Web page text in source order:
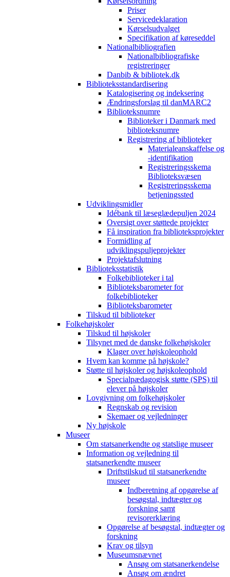
Priser
Servicedeklaration
Kørselsudvalget
Specifikation af køreseddel
Nationalbibliografien
Nationalbibliografiske
registreringer
Danbib & bibliotek.dk
Biblioteksstandardisering
Katalogisering og indeksering
Ændringsforslag til danMARC2
Biblioteksnumre
Biblioteker i Danmark med
biblioteksnumre
Registrering af biblioteker
Materialeanskaffelse og
-identifikation
Registreringsskema
Biblioteksvæsen
Registreringsskema
betjeningssted
Udviklingsmidler
Idébank til læseglædepuljen 2024
Oversigt over støttede projekter
Få inspiration fra biblioteksprojekter
Formidling af
udviklingspuljeprojekter
Projektafslutning
Biblioteksstatistik
Folkebiblioteker i tal
Biblioteksbarometer for
folkebiblioteker
Biblioteksbarometer
Tilskud til biblioteker
Folkehøjskoler
Tilskud til højskoler
Tilsynet med de danske folkehøjskoler
Klager over højskoleophold
Hvem kan komme på højskole?
Støtte til højskoler og højskoleophold
Specialpædagogisk støtte (SPS) til
elever på højskoler
Lovgivning om folkehøjskoler
Regnskab og revision
Skemaer og vejledninger
Ny højskole
Museer
Om statsanerkendte og statslige museer
Information og vejledning til
statsanerkendte museer
Driftstilskud til statsanerkendte
museer
Indberetning af opgørelse af
besøgstal, indtægter og
forskning samt
revisorerklæring
Opgørelse af besøgstal, indtægter og
forskning
Krav og tilsyn
Museumsnævnet
Ansøg om statsanerkendelse
Ansøg om ændret